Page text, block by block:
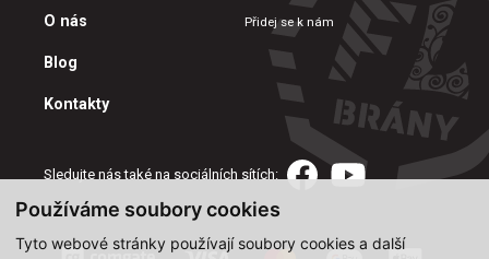
Používáme soubory cookies
Tyto webové stránky používají soubory cookies a další
O nás
Blog
Kontakty
Přidej se k nám
Sledujte nás také na sociálních sítích: